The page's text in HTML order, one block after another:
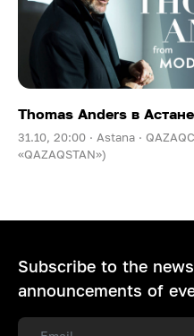
Thomas Anders в Астане
31.10, 20:00 · Astana ·
«QAZAQSTAN»)
Subscribe to the
announcements of